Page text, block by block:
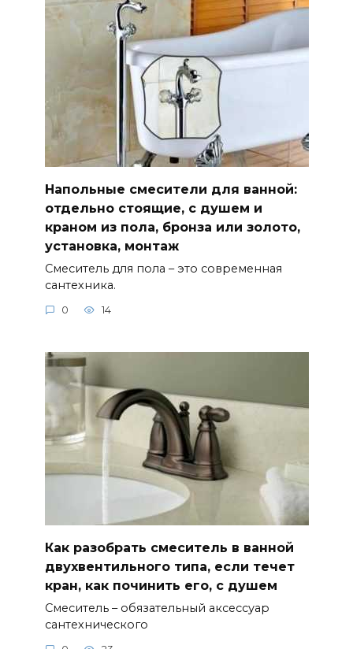
Напольные смесители для ванной:
отдельно стоящие, с душем и
краном из пола, бронза или золото,
установка, монтаж
Смеситель для пола – это современная
сантехника.
0 14
Как разобрать смеситель в ванной
двухвентильного типа, если течет
кран, как починить его, с душем
Смеситель – обязательный аксессуар
сантехнического